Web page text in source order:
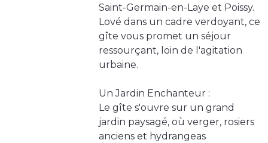
Saint-Germain-en-Laye et Poissy.
Lové dans un cadre verdoyant, ce
gîte vous promet un séjour
ressourçant, loin de l'agitation
urbaine.
Un Jardin Enchanteur :
Le gîte s'ouvre sur un grand
jardin paysagé, où verger, rosiers
anciens et hydrangeas